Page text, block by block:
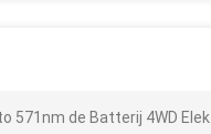
571nm de Batterij 4WD